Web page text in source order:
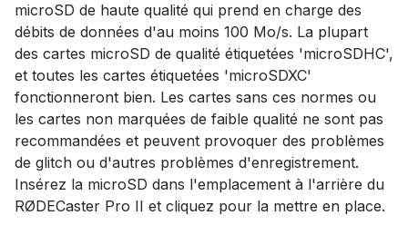
microSD de haute qualité qui prend en charge des
débits de données d'au moins 100 Mo/s. La plupart
des cartes microSD de qualité étiquetées 'microSDHC',
et toutes les cartes étiquetées 'microSDXC'
fonctionneront bien. Les cartes sans ces normes ou
les cartes non marquées de faible qualité ne sont pas
recommandées et peuvent provoquer des problèmes
de glitch ou d'autres problèmes d'enregistrement.
Insérez la microSD dans l'emplacement à l'arrière du
RØDECaster Pro II et cliquez pour la mettre en place.